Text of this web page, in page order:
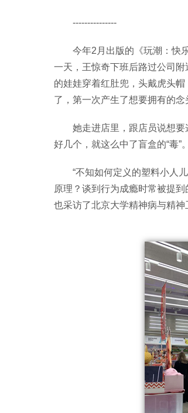
---------------
今年2月出版的《玩潮：快
一天，王惊奇下班后路过公司
的娃娃穿着红肚兜，头戴虎头帽
了，第一次产生了想要拥有的念
她走进店里，跟店员说想要
好几个，就这么中了盲盒的“毒”
“不知如何定义的塑料小人
原理？谈到行为成瘾时常被提
也采访了北京大学精神病与精